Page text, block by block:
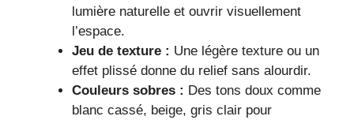
lumière naturelle et ouvrir visuellement
l’espace.
Jeu de texture : Une légère texture ou un
effet plissé donne du relief sans alourdir.
Couleurs sobres : Des tons doux comme
blanc cassé, beige, gris clair pour